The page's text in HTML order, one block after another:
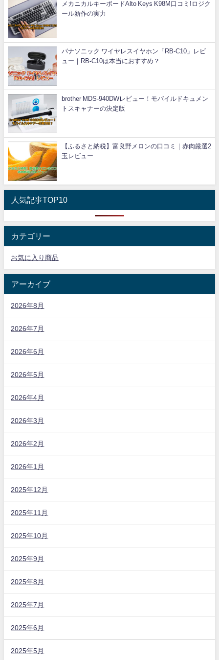
メカニカルキーボードAlto Keys K98M口コミ!ロジク
ール新作の実力
パナソニック ワイヤレスイヤホン「RB-C10」レビ
ュー｜RB-C10は本当におすすめ？
brother MDS-940DWレビュー！モバイルドキュメン
トスキャナーの決定版
【ふるさと納税】富良野メロンの口コミ｜赤肉厳選2
玉レビュー
人気記事TOP10
カテゴリー
お気に入り商品
アーカイブ
2026年8月
2026年7月
2026年6月
2026年5月
2026年4月
2026年3月
2026年2月
2026年1月
2025年12月
2025年11月
2025年10月
2025年9月
2025年8月
2025年7月
2025年6月
2025年5月